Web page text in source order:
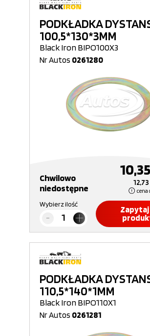
PODKŁADKA
100,5*130*3MM
Black Iron BIPO100X3
Nr Autos 0261280
Chwilowo
niedostępne
10,35
12,73
cena
Wybierz ilość
Zapytaj
PODKŁADKA
110,5*140*1MM
Black Iron BIPO110X1
Nr Autos 0261281